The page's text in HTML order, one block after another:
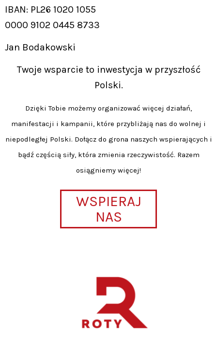
IBAN: PL26 1020 1055
0000 9102 0445 8733
Jan Bodakowski
Twoje wsparcie to inwestycja w przyszłość
Polski.
Dzięki Tobie możemy organizować więcej działań,
manifestacji i kampanii, które przybliżają nas do wolnej i
niepodległej Polski. Dołącz do grona naszych wspierających i
bądź częścią siły, która zmienia rzeczywistość. Razem
osiągniemy więcej!
WSPIERAJ
NAS